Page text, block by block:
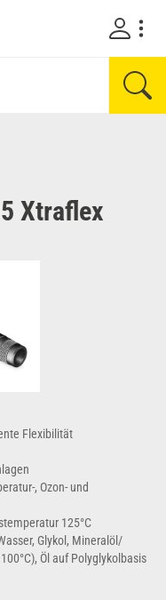
Xtraflex
Flexibilität
, Ozon- und
125°C
Glykol, Mineralöl/
Öl auf Polyglykolbasis